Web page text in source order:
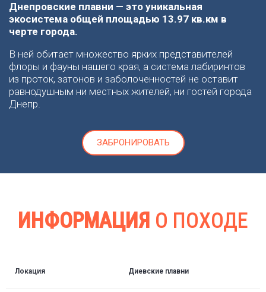
Днепровские плавни — это уникальная
экосистема общей площадью 13.97 кв.км в
черте города.
В ней обитает множество ярких представителей
флоры и фауны нашего края, а система лабиринтов
из проток, затонов и заболоченностей не оставит
равнодушным ни местных жителей, ни гостей города
Днепр.
ЗАБРОНИРОВАТЬ
ИНФОРМАЦИЯ О ПОХОДЕ
Локация Диевские плавни